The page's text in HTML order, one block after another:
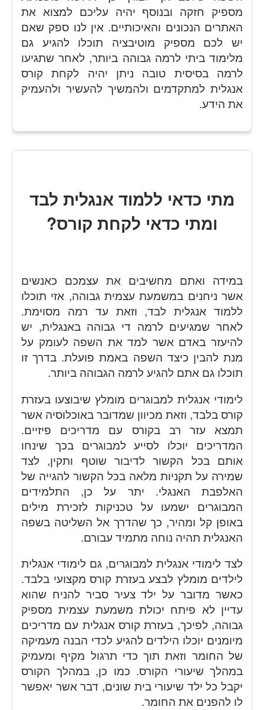
מספיק חזקה ובנוסף יהיה עליכם למצוא את
האתרים הנכונים והאיכותיים. אין לנו ספק שאם
יש לכם מספיק מוטיבציה תוכלו להגיע גם
מלימוד ביתי לרמה גבוהה ביותר, לאחר שתגיעו
לרמה בסיסית טובה ניתן יהיה לקחת קורס
אנגלית למתקדמים ולהמשיך להעשיר ולהעמיק
את הידע.
מתי כדאי ללמוד אנגלית לבד
ומתי כדאי לקחת קורס?
במידה ואתם מחשיבים את עצמכם כאנשים
אשר ניחנים במשמעת עצמית גבוהה, אזי תוכלו
ללמוד אנגלית לבד, וזאת עד רמה מסוימת.
לאחר שמגיעים לרמה די גבוהה באנגלית, יש
להיעזר באדם אשר למד את השפה לעומק על
מנת להבין כיצד השפה באמת פועלת. בדרך זו
תוכלו גם אתם להגיע לרמה הגבוהה ביותר.
לימודי אנגלית למבוגרים מומלץ שיבוצעו בעזרת
קורס בלבד, וזאת מכיוון שמדובר באוכלוסיה אשר
תמצא עזר רב בקורס עם מדריכים פיזיים.
המדריכים יוכלו לסייע למבוגרים בכך שינחו
אותם בכל הקשור לדיבור שוטף ותקין, לצד
שמירה על תקניות מלאה בכל הקשור להגייה של
האלפבת האנגלי. יתר על כן, התלמידים
המבוגרים ישמעו על טכניקות לזכירת מילים
באופן קל ומהיר, כך שהדרך אל השליטה בשפה
האנגלית תהיה נוחה מתמיד עבורם.
לצד לימודי אנגלית למבוגרים, גם לימודי אנגלית
לילדים מומלץ לבצע בעזרת קורס מקצועי בלבד.
כאשר מדובר על ילד צעיר סביר להניח שהוא
עדיין לא פיתח יכולת משמעת עצמית מספיק
גבוהה, לפיכך, בעזרת קורס אנגלית עם מדריכים
מיומנים יוכלו הילדים להגיע לכדי הבנה מעמיקה
של החומר וזאת תוך כדי תרגול מקיף ומעמיק
במהלך שיעורי הקורס. כמו כן, במהלך הקורס
יקבל כל ילד שיעורי בית שונים, דבר אשר יאפשר
לו להפנים את החומר.